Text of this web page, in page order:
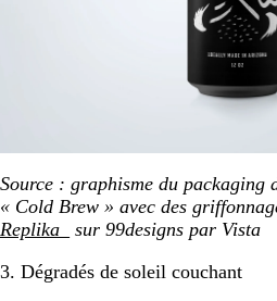
Source : graphisme du packaging
« Cold Brew » avec des
Replika_
sur 99designs par Vista
3. Dégradés de soleil couchant